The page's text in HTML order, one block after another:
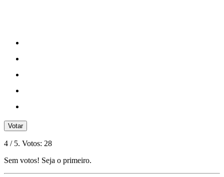
Votar
4 / 5. Votos: 28
Sem votos! Seja o primeiro.